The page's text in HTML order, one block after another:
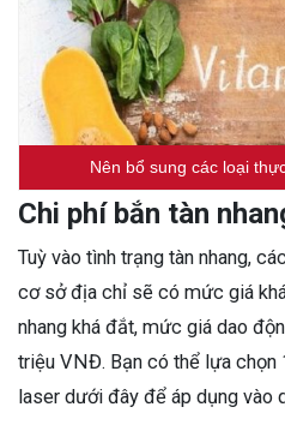
Nên bổ sung các loại
Chi phí bắn tàn
Tuỳ vào tình trạng tàn nhang,
cơ sở địa chỉ sẽ có mức giá
nhang khá đắt, mức giá dao
triệu VNĐ. Bạn có thể lựa chọn
laser dưới đây để áp dụng vào